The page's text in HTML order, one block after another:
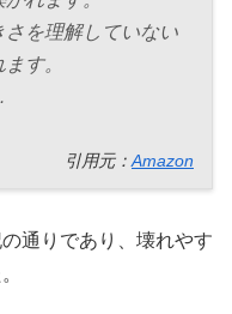
さを理解していない
す。
引用元：Amazon
通りであり、壊れやす